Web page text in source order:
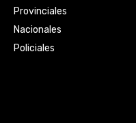
Provinciales
Nacionales
Policiales